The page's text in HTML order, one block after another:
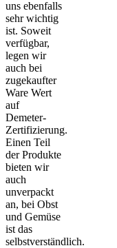
uns ebenfalls
sehr wichtig
ist. Soweit
verfügbar,
legen wir
auch bei
zugekaufter
Ware Wert
auf
Demeter-
Zertifizierung.
Einen Teil
der Produkte
bieten wir
auch
unverpackt
an, bei Obst
und Gemüse
ist das
selbstverständlich.